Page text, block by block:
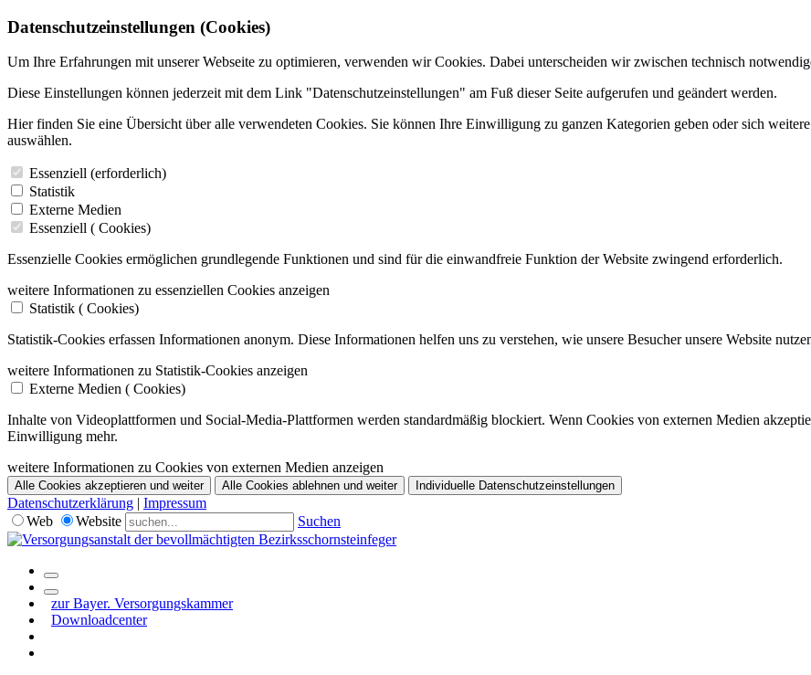
Datenschutzeinstellungen (Cookies)
Um Ihre Erfahrungen mit unserer Webseite zu optimieren, verwenden wir Cookies. Dabei unterscheiden wir zwischen technisch
Diese Einstellungen können jederzeit mit dem Link "Datenschutzeinstellungen" am Fuß dieser Seite aufgerufen und geändert werden.
Hier finden Sie eine Übersicht über alle verwendeten Cookies. Sie können Ihre Einwilligung zu ganzen Kategorien geben oder sich
auswählen.
Essenziell (erforderlich)
Statistik
Externe Medien
Essenziell ( Cookies)
Essenzielle Cookies ermöglichen grundlegende Funktionen und sind für die einwandfreie Funktion der Website zwingend erforderlich.
weitere Informationen zu essenziellen Cookies anzeigen
Statistik ( Cookies)
Statistik-Cookies erfassen Informationen anonym. Diese Informationen helfen uns zu verstehen, wie unsere Besucher unsere Website
weitere Informationen zu Statistik-Cookies anzeigen
Externe Medien ( Cookies)
Inhalte von Videoplattformen und Social-Media-Plattformen werden standardmäßig blockiert. Wenn Cookies von externen Medien
Einwilligung mehr.
weitere Informationen zu Cookies von externen Medien anzeigen
Alle Cookies akzeptieren und weiter Alle Cookies ablehnen und weiter Individuelle Datenschutzeinstellungen
Datenschutzerklärung | Impressum
Web
Website Suchen
zur Bayer. Versorgungskammer
Downloadcenter